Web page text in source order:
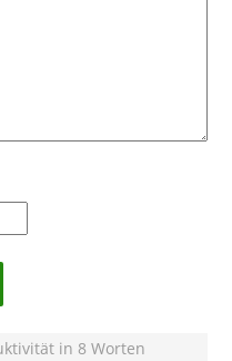
in 8 Worten